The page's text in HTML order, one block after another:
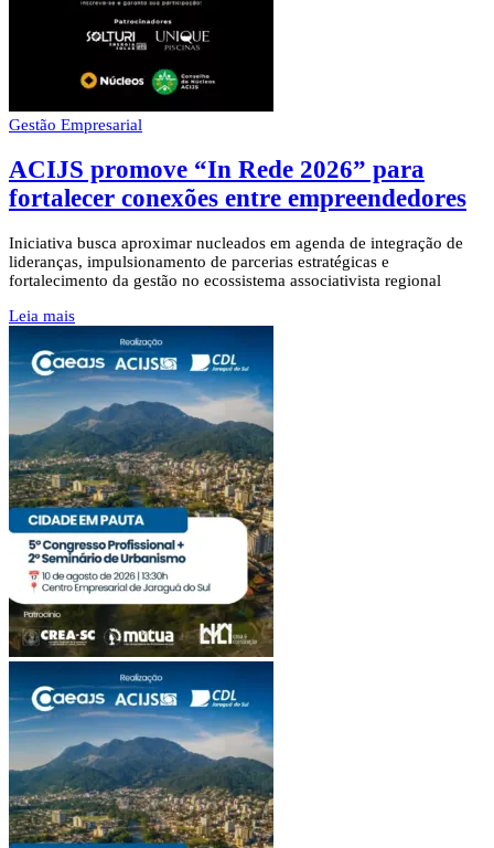
Gestão Empresarial
ACIJS promove “In Rede 2026” para
fortalecer conexões entre empreendedores
Iniciativa busca aproximar nucleados em agenda de integração de
lideranças, impulsionamento de parcerias estratégicas e
fortalecimento da gestão no ecossistema associativista regional
Leia mais